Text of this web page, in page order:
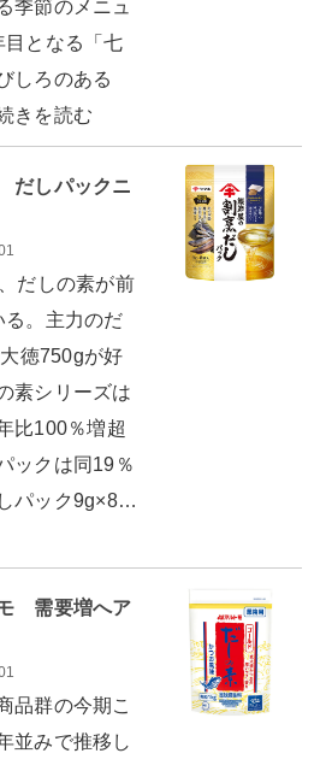
季節のメニュ
目となる「七
しろのある
きを読む
だしパックニ
だしの素が前
。主力のだ
徳750gが好
素シリーズは
比100％増超
ックは同19％
パック9g×8…
需要増へア
品群の今期こ
並みで推移し